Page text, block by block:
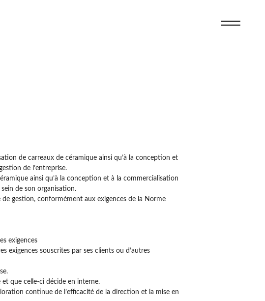
de carreaux de céramique ainsi qu’à la conception et
de l’entreprise.
ainsi qu’à la conception et à la commercialisation
de son organisation.
gestion, conformément aux exigences de la Norme
exigences
exigences souscrites par ses clients ou d’autres
et que celle-ci décide en interne.
continue de l’efficacité de la direction et la mise en